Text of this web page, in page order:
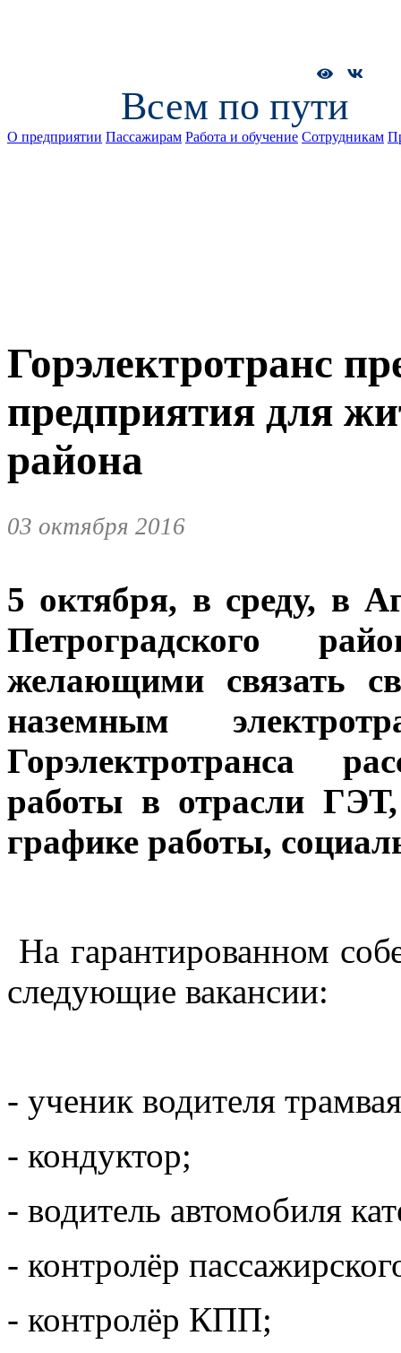
Всем по пути
О предприятии Пассажирам Работа и обучение Сотрудникам
Горэлектротранс
предприятия для
района
03 октября 2016
5 октября, в среду, в
Петроградского
желающими связать
наземным
Горэлектротранса
работы в отрасли ГЭТ,
графике работы,
На гарантированном
следующие вакансии:
- ученик водителя
- кондуктор;
- водитель автомобиля
- контролёр
- контролёр КПП;